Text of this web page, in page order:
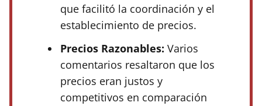
que facilitó la coordinación y el
establecimiento de precios.
Precios Razonables: Varios
comentarios resaltaron que los
precios eran justos y
competitivos en comparación